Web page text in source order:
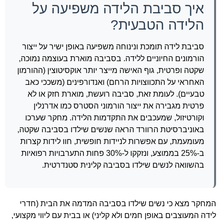
איך סביבת הלידה משפיעה על
הלידה הטבעית?
סביבת לידה תומכת ונינוחה משפיעה באופן ישיר על ייצור
הורמונים החיוניים ללידה. בסביבה מוארת בעוצמה נמוכה,
שקטה ופרטית, גוף האישה מייצר יותר אוקסיטוצין (ההורמון
האחראי על התכווצויות הרחם) ואנדורפינים (משככי כאב
טבעיים). לעומת זאת, סביבה רועשת, מוארת חזק או לא
פרטית מגבירה את ייצור הורמוני הסטרס כמו אדרנלין
וקורטיזול, שמעכבים את התקדמות הלידה. מחקר שערכו
באוניברסיטת הרוורד הראה שנשים שילדו בסביבה שקטה,
מעומעמת, עם אפשרות לניידות חופשית, חוו לידות קצרות
ב-25% בממוצע, ונזקקו ל-30% פחות התערבויות רפואיות
בהשוואה לנשים שילדו בסביבה קלינית סטנדרטית.
המחקר מצא כי נשים שילדו בסביבה המדמה את הבית (חדרי
לידה המעוצבים באופן חמים ולא קליני) או בבית עם ליווי מקצועי,